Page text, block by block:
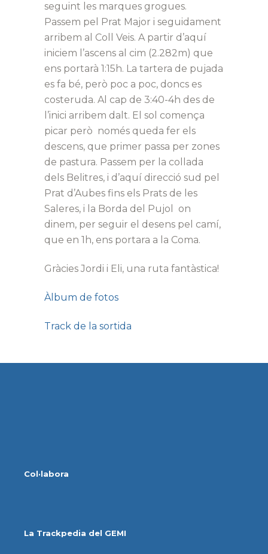
seguint les marques grogues.
Passem pel Prat Major i seguidament
arribem al Coll Veis. A partir d’aquí
iniciem l’ascens al cim (2.282m) que
ens portarà 1:15h. La tartera de pujada
es fa bé, però poc a poc, doncs es
costeruda. Al cap de 3:40-4h des de
l’inici arribem dalt. El sol comença
picar però només queda fer els
descens, que primer passa per zones
de pastura. Passem per la collada
dels Belitres, i d’aquí direcció sud pel
Prat d’Aubes fins els Prats de les
Saleres, i la Borda del Pujol on
dinem, per seguir el desens pel camí,
que en 1h, ens portara a la Coma.
Gràcies Jordi i Eli, una ruta fantàstica!
Àlbum de fotos
Track de la sortida
Col·labora
La Trackpedia del GEMI